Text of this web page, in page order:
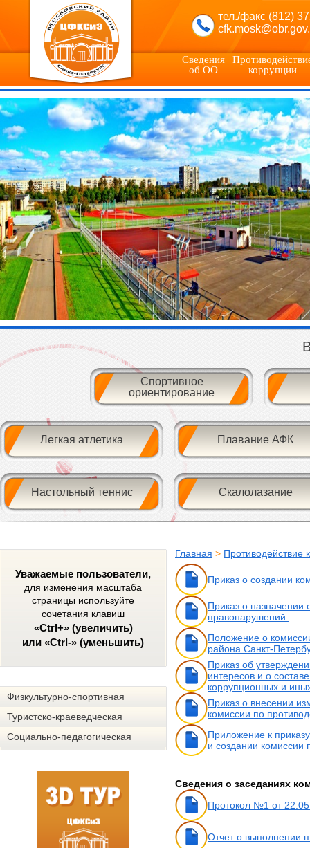
тел./факс (812)
Сведения
об ОО
коррупции
Спортивное
ориентирование
Легкая атлетика Плавание АФК
Настольный теннис Скалолазание
Уважаемые пользователи,
для изменения масштаба
страницы используйте
сочетания клавиш
«Ctrl+» (увеличить)
или «Ctrl-» (уменьшить)
Физкультурно-спортивная
Туристско-краеведческая
Социально-педагогическая
Главная > Противодействие
Приказ о создании
Приказ о назначении
правонарушений
Положение о
района Санкт-
Приказ об
интересов и о
коррупционных и
Приказ о внесении
комиссии по
Приложение к
и создании комиссии
Сведения о заседаниях
Протокол №1 от
Отчет о выполнении